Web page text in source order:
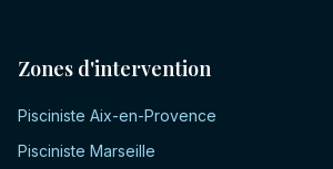
Zones d'intervention
Pisciniste Aix-en-Provence
Pisciniste Marseille